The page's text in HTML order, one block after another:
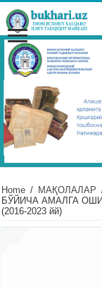
Home / МАҚОЛАЛАР
БЎЙИЧА АМАЛГА
(2016-2023 йй)